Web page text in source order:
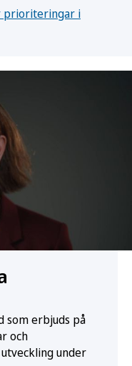
prioriteringar i
som erbjuds på
och
under